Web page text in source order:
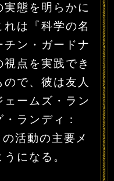
態を明らかに
れは『科学の名
チン・ガードナ
点を実践でき
で、彼は友人
ェームズ・ラン
ランディ：
活動の主要メ
になる。